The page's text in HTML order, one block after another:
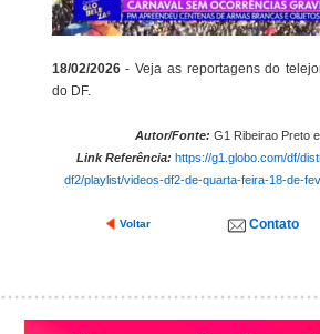
18/02/2026- Veja as reportagens do
do DF.
Autor/Fonte: G1 Ribeirao Preto
Link Referência: https://g1.globo.com/df/
df2/playlist/videos-df2-de-quarta-feira-18-de-
Voltar Contato